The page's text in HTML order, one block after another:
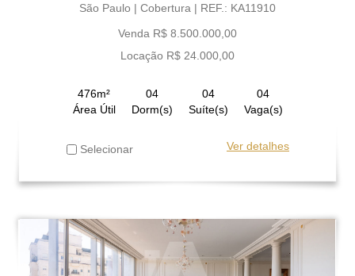
São Paulo | Cobertura | REF.: KA11910
Venda R$ 8.500.000,00
Locação R$ 24.000,00
476m²
Área Útil
04
Dorm(s)
04
Suíte(s)
04
Vaga(s)
Selecionar Ver detalhes